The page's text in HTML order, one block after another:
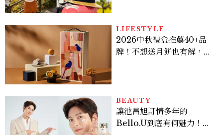
LIFESTYLE
2026中秋禮盒推薦40+品
牌！不想送月餅也有解，送
BEAUTY
讓池昌旭訂情多年的
Bello.U到底有何魅力！揭